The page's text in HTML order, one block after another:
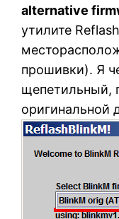
alternative
утилите
прошивки). Я
щепетильный,
оригинальной